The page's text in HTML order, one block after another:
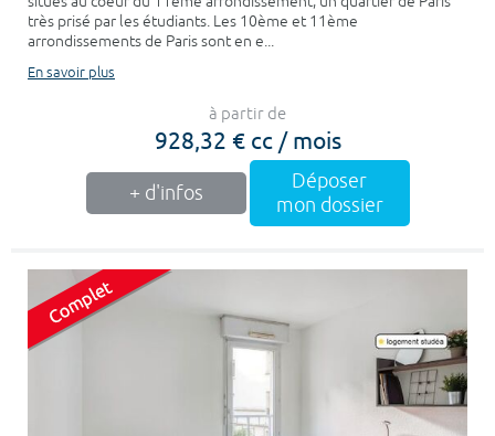
très prisé par les étudiants. Les 10ème et 11ème
arrondissements de Paris sont en e...
En savoir plus
à partir de
928,32 € cc / mois
+ d'infos
Déposer
mon dossier